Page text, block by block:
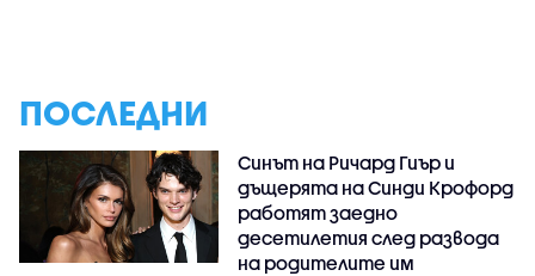
ПОСЛЕДНИ
Синът на Ричард Гиър и
дъщерята на Синди Крофорд
работят заедно
десетилетия след развода
на родителите им